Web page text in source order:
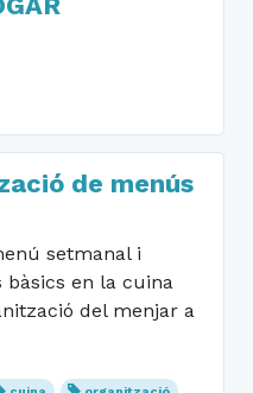
de menús
setmanal i
en la cuina
del menjar a